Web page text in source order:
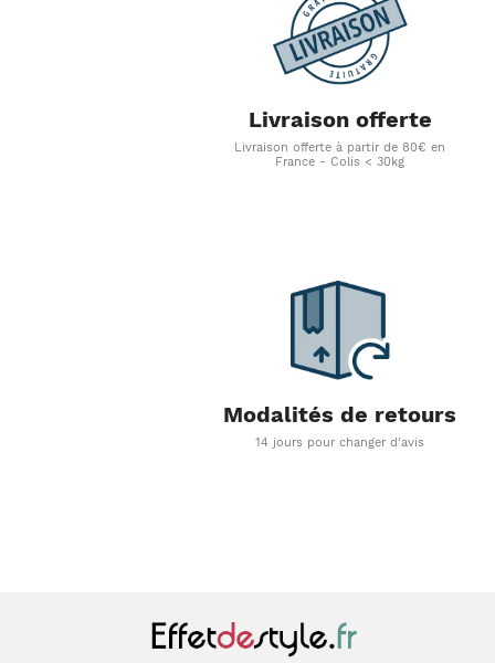
Livraison offerte
Livraison offerte à partir de 80€ en
France - Colis < 30kg
Modalités de retours
14 jours pour changer d'avis